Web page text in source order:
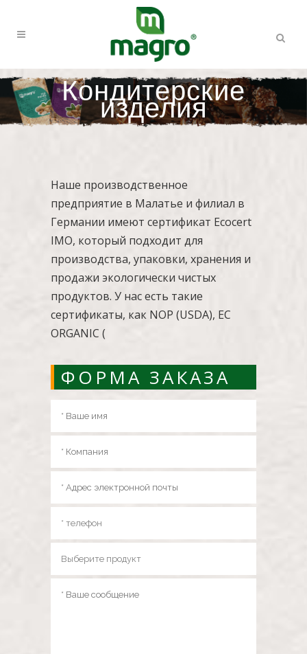
Кондитерские
изделия
Наше производственное
предприятие в Малатье и филиал в
Германии имеют сертификат Ecocert
IMO, который подходит для
производства, упаковки, хранения и
продажи экологически чистых
продуктов. У нас есть такие
сертификаты, как NOP (USDA), EC
ORGANIC (
ФОРМА ЗАКАЗА